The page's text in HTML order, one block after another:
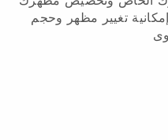
تغيير مظهر وحجم